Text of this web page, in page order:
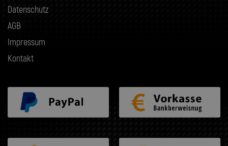
Datenschutz
AGB
Impressum
Kontakt